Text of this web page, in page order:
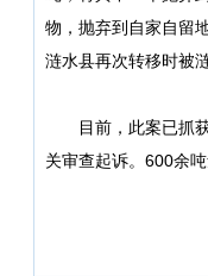
物，抛弃到自家自留
涟水县再次转移时被
目前，此案已抓获
关审查起诉。600余